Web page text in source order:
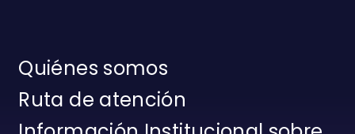
Quiénes somos
Ruta de atención